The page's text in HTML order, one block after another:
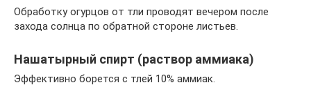
Обработку огурцов от тли проводят вечером после
захода солнца по обратной стороне листьев.
Нашатырный спирт (раствор аммиака)
Эффективно борется с тлей 10% аммиак.